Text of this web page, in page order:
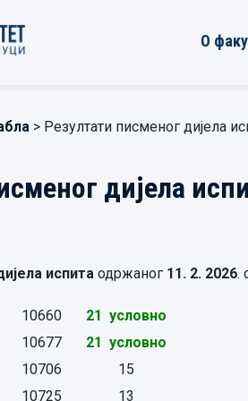
О
> Резултати писменог дијела
дијела
испита одржаног 11. 2. 2026.
10660
21 условно
10677
21 условно
10706
15
10725
13